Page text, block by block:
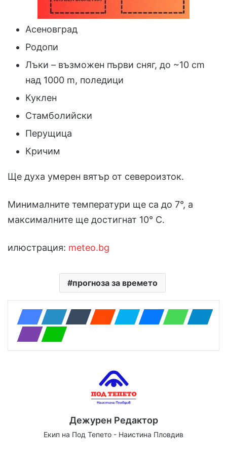
Асеновград
Родопи
Лъки – възможен първи сняг, до ~10 cm
над 1000 m, поледици
Куклен
Стамболийски
Перущица
Кричим
Ще духа умерен вятър от североизток.
Минималните температури ще са до 7°, а
максималните ще достигнат 10° С.
илюстрация: meteo.bg
прогноза за времето
Дежурен Редактор
Екип на Под Тепето - Наистина Пловдив